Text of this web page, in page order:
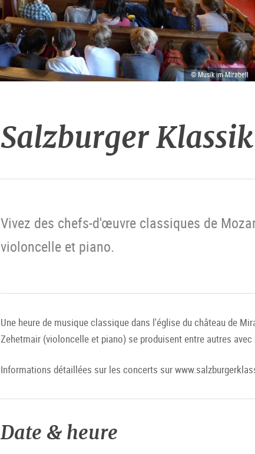
© Musik im Mirabell
Salzburger
Vivez des chefs-d'œuvre classiques de
violoncelle et piano.
Une heure de musique classique dans l'église du château de
Zehetmair (violoncelle et piano) se produisent entre autres
Informations détaillées sur les concerts sur
Date & heure